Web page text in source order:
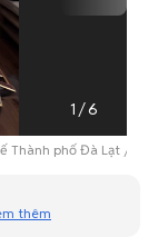
1 /6
Thành phố Đà Lạt
thể liên hệ
thêm